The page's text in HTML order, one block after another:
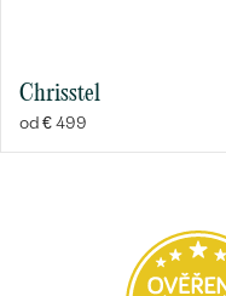
Chrisstel
od € 499